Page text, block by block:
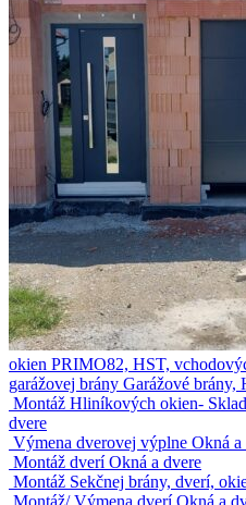
okien PRIMO82, HST,
garážovej brány Garážové brány,
Montáž Hliníkových okien-
dvere
Výmena dverovej výplne Okná a
Montáž dverí Okná a dvere
Montáž Sekčnej brány, dverí,
Montáž/ Výmena dverí Okná a